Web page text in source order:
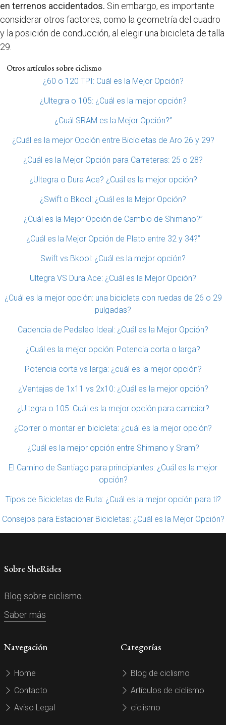
en terrenos accidentados. Sin embargo, es importante
considerar otros factores, como la geometría del cuadro
y la posición de conducción, al elegir una bicicleta de talla
29.
Otros artículos sobre ciclismo
¿60 o 120 TPI: Cuál es la Mejor Opción?
¿Ultegra o 105: ¿Cuál es la mejor opción?
¿Cuál SRAM es la Mejor Opción?”
¿Cuál es la mejor Opción entre Bicicletas de Aro 26 y 29?
¿Cuál es la Mejor Opción para Carreteras: 25 o 28?
¿Ultegra o Dura Ace? ¿Cuál es la mejor opción?
¿Swift o Bkool: ¿Cuál es la Mejor Opción?
¿Cuál es la Mejor Opción de Cambio de Shimano?”
¿Cuál es la Mejor Opción de Plato entre 32 y 34?”
Swift vs Bkool: ¿Cuál es la mejor opción?
Ultegra VS Dura Ace: ¿Cuál es la Mejor Opción?
¿Cuál es la mejor opción: una bicicleta con ruedas de 26 o 29
pulgadas?
Cadencia de Pedaleo Ideal: ¿Cuál es la Mejor Opción?
¿Cuál es la mejor opción: Potencia corta o larga?
Potencia corta vs larga: ¿cuál es la mejor opción?
¿Ventajas de 1x11 vs 2x10: ¿Cuál es la mejor opción?
¿Ultegra o 105: Cuál es la mejor opción para cambiar?
¿Correr o montar en bicicleta: ¿cuál es la mejor opción?
¿Cuál es la mejor opción entre Shimano y Sram?
El Camino de Santiago para principiantes: ¿Cuál es la mejor
opción?
Tipos de Bicicletas de Ruta: ¿Cuál es la mejor opción para ti?
Consejos para Estacionar Bicicletas: ¿Cuál es la Mejor Opción?
Sobre SheRides
Blog sobre ciclismo.
Saber más
Navegación
Home
Contacto
Aviso Legal
Categorías
Blog de ciclismo
Artículos de ciclismo
ciclismo